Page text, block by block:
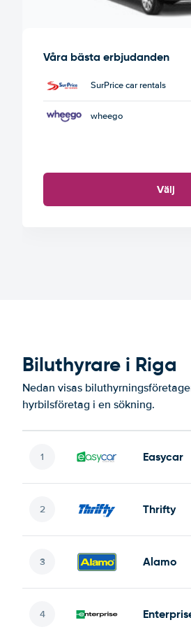
Våra bästa erbjudanden
SurPrice car rentals
wheego
Välj
Biluthyrare i Riga
Nedan visas
hyrbilsföretag i en sökning.
Easycar
Thrifty
Alamo